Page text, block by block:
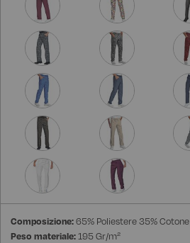
Composizione:65% Poliestere 35% Cotone
Peso materiale:195 Gr/m²